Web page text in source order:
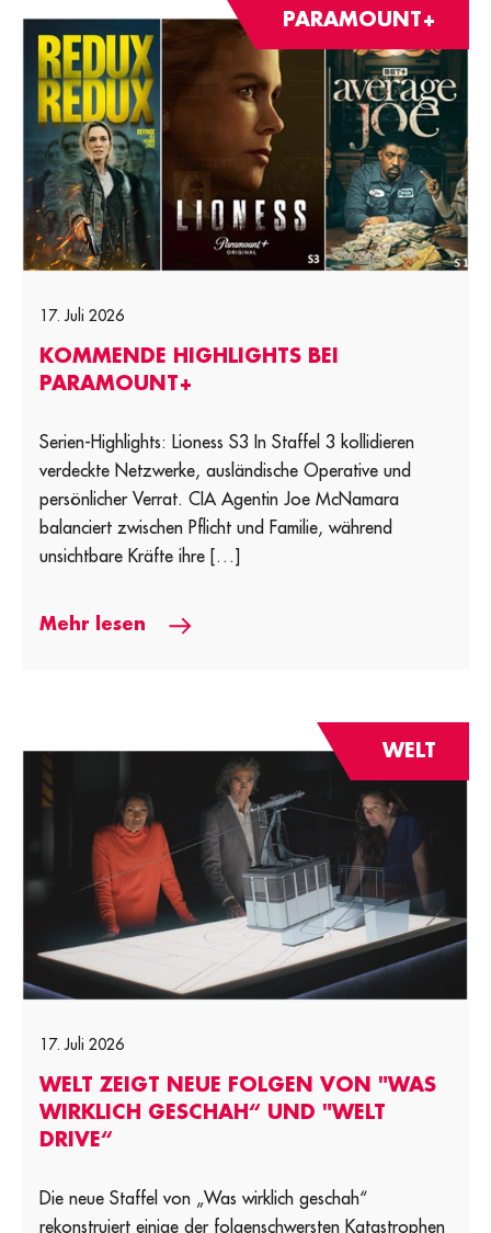
PARAMOUNT+
17. Juli 2026
KOMMENDE HIGHLIGHTS BEI
PARAMOUNT+
Serien-Highlights: Lioness S3 In Staffel 3 kollidieren
verdeckte Netzwerke, ausländische Operative und
persönlicher Verrat. CIA Agentin Joe McNamara
balanciert zwischen Pflicht und Familie, während
unsichtbare Kräfte ihre […]
Mehr lesen
WELT
17. Juli 2026
WELT ZEIGT NEUE FOLGEN VON "WAS
WIRKLICH GESCHAH“ UND "WELT
DRIVE“
Die neue Staffel von „Was wirklich geschah“
rekonstruiert einige der folgenschwersten Katastrophen